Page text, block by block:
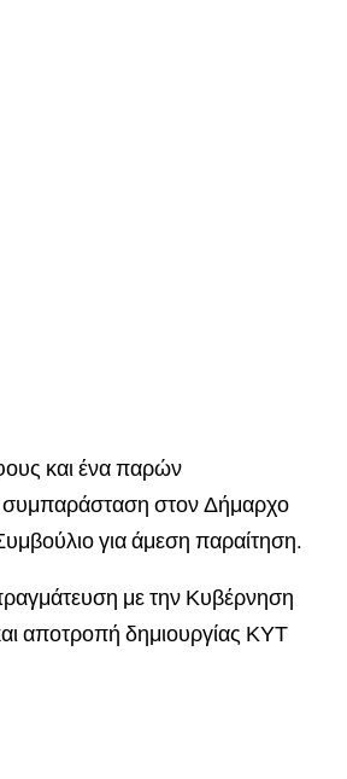
και ένα παρών
στον Δήμαρχο
για άμεση παραίτηση.
με την Κυβέρνηση
αποτροπή δημιουργίας ΚΥΤ